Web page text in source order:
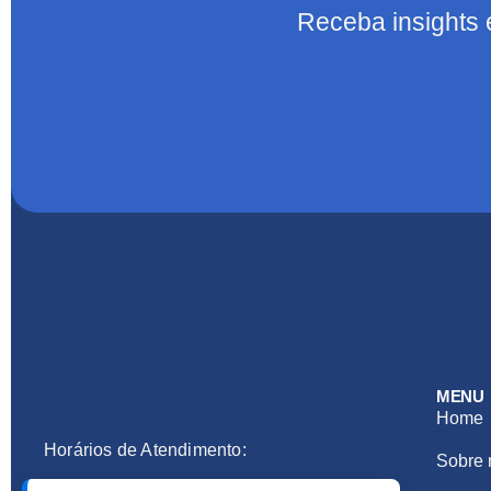
Receba
Horários de Atendimento:
MENU
Home
Sobre